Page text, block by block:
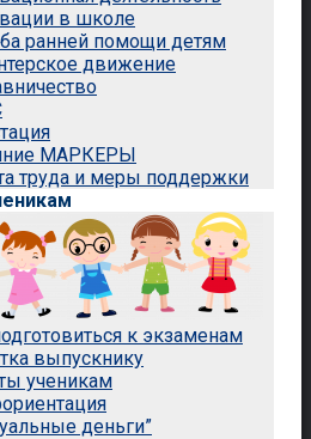
в школе
ранней помощи детям
движение
МАРКЕРЫ
труда и меры поддержки
к экзаменам
выпускнику
ученикам
деньги”